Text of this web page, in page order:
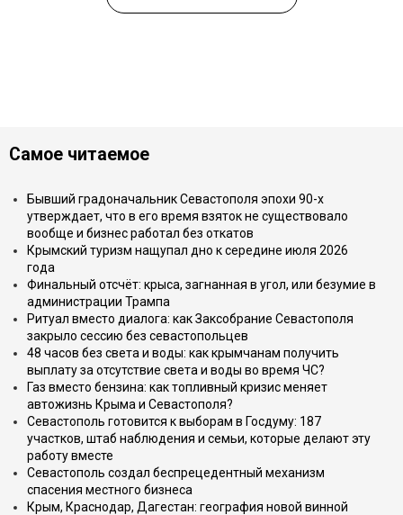
Самое читаемое
Бывший градоначальник Севастополя эпохи 90-х
утверждает, что в его время взяток не существовало
вообще и бизнес работал без откатов
Крымский туризм нащупал дно к середине июля 2026
года
Финальный отсчёт: крыса, загнанная в угол, или безумие в
администрации Трампа
Ритуал вместо диалога: как Заксобрание Севастополя
закрыло сессию без севастопольцев
48 часов без света и воды: как крымчанам получить
выплату за отсутствие света и воды во время ЧС?
Газ вместо бензина: как топливный кризис меняет
автожизнь Крыма и Севастополя?
Севастополь готовится к выборам в Госдуму: 187
участков, штаб наблюдения и семьи, которые делают эту
работу вместе
Севастополь создал беспрецедентный механизм
спасения местного бизнеса
Крым, Краснодар, Дагестан: география новой винной